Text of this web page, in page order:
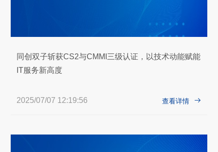
同创双子斩获CS2与CMMI三级认证，以技术动能赋能
IT服务新高度
2025/07/07 12:19:56 查看详情 